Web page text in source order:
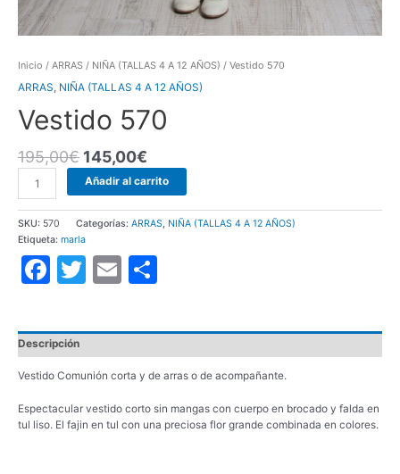
Inicio / ARRAS / NIÑA (TALLAS 4 A 12 AÑOS) / Vestido 570
ARRAS, NIÑA (TALLAS 4 A 12 AÑOS)
Vestido 570
195,00€ 145,00€
cantidad
Añadir al carrito
SKU: 570 Categorías: ARRAS, NIÑA (TALLAS 4 A 12 AÑOS)
Etiqueta: marla
Facebook
Twitter
Email
Descripción
Vestido Comunión corta y de arras o de acompañante.
Espectacular vestido corto sin mangas con cuerpo en brocado y falda en
tul liso. El fajin en tul con una preciosa flor grande combinada en colores.